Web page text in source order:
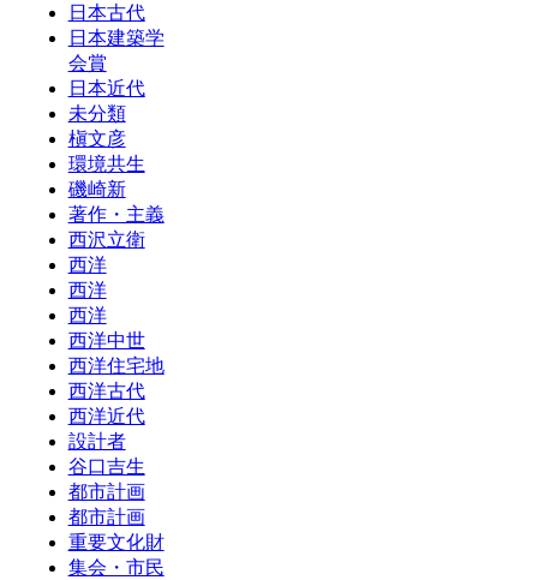
日本古代
日本建築学
会賞
日本近代
未分類
槇文彦
環境共生
磯崎新
著作・主義
西沢立衛
西洋
西洋
西洋
西洋中世
西洋住宅地
西洋古代
西洋近代
設計者
谷口吉生
都市計画
都市計画
重要文化財
集会・市民